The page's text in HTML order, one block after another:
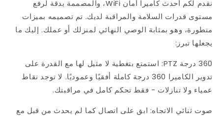
نقدم لكم أحدث كاميرا أمان WiFi، والمصممة بدقة لرفع
مستوى قدرات السلامة والمراقبة لديك. تم تصميمه بميزات
متطورة، وهو بمثابة الوصي النهائي لمنزلك أو عملك. إليك ما
يجعلها تبرز:
360 درجة PTZ: استمتع بتغطية لا مثيل لها مع القدرة على
تدوير الكاميرا 360 درجة كاملة أفقيًا وعموديًا. لا توجد نقاط
عمياء ولا تنازلات - فقط تحكم كامل في مراقبتك.
صوت ثنائي الاتجاه: ابق على اتصال كما لم يحدث من قبل مع